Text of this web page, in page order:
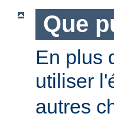
Que
En plus
utiliser
autres